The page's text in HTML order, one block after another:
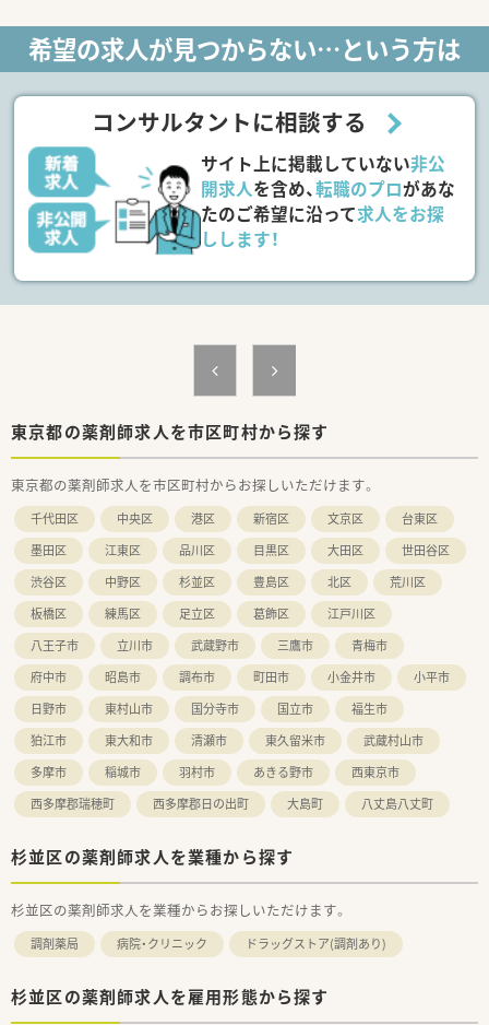
■薬剤師が中心の会社だからこそ活躍できるキャリアパスが多
種多様に用意されています。
■店舗拡大に伴い、エリアマネジャーや営業部長等のマネジメン
とも可能です。
■その他にも、管理部門や商品部門等の本社スタッフなど活動領
域は多種多様です。
■在宅実施店舗は年々増加しており、在宅医療へもしっかりと関
わる事ができます。
■育児休暇は3歳まで取得が可能で、時短制度は小学5年生まで
時短勤務ができるよう変更予定です。
■日用品から常備薬まで、従業員割引制度など嬉しいメリットも
たくさんあります！
希望の求人が見つからない…という方は
コンサルタントに相談する
サイト上に掲載していない非公
開求人を含め、転職のプロがあな
たのご希望に沿って求人をお探
しします！
東京都の薬剤師求人を市区町村から探す
東京都の薬剤師求人を市区町村からお探しいただけます。
千代田区 中央区 港区 新宿区 文京区
台東区
墨田区
江東区 品川区 目黒区 大田区
世田谷区
渋谷区
中野区 杉並区 豊島区 北区
荒川区
板橋区
練馬区 足立区 葛飾区
江戸川区
八王子市
立川市 武蔵野市 三鷹市
青梅市
府中市
昭島市 調布市 町田市 小金井市
小平市
日野市
東村山市 国分寺市 国立市
福生市
狛江市
東大和市 清瀬市 東久留米市
武蔵村山市
多摩市
稲城市 羽村市 あきる野市
西東京市
西多摩郡瑞穂町
西多摩郡日の出町 大島町 八丈島八丈町
杉並区の薬剤師求人を業種から探す
杉並区の薬剤師求人を業種からお探しいただけます。
調剤薬局 病院・クリニック ドラッグストア(調剤あり)
杉並区の薬剤師求人を雇用形態から探す